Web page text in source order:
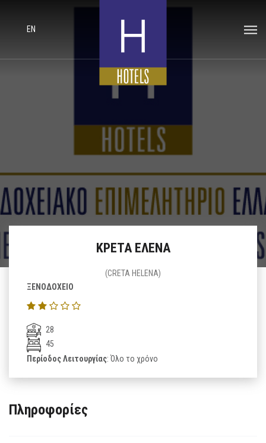
EN
ΚΡΕΤΑ ΕΛΕΝΑ
(CRETA HELENA)
ΞΕΝΟΔΟΧΕΙΟ
28
45
Περίοδος Λειτουργίας: Όλο το χρόνο
Πληροφορίες